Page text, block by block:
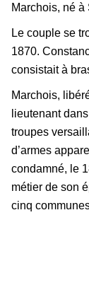
Marchois, né à
Le couple se
1870.
consistait à
Marchois,
lieutenant
troupes
d’armes
condamné, le
métier de son
cinq